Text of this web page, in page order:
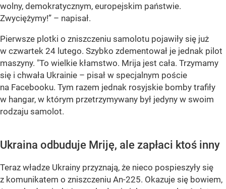
wolny, demokratycznym, europejskim państwie.
Zwyciężymy!” – napisał.
Pierwsze plotki o zniszczeniu samolotu pojawiły się już
w czwartek 24 lutego. Szybko zdementował je jednak pilot
maszyny. "To wielkie kłamstwo. Mrija jest cała. Trzymamy
się i chwała Ukrainie – pisał w specjalnym poście
na Facebooku. Tym razem jednak rosyjskie bomby trafiły
w hangar, w którym przetrzymywany był jedyny w swoim
rodzaju samolot.
Ukraina odbuduje Mriję, ale zapłaci ktoś inny
Teraz władze Ukrainy przyznają, że nieco pospieszyły się
z komunikatem o zniszczeniu An-225. Okazuje się bowiem,